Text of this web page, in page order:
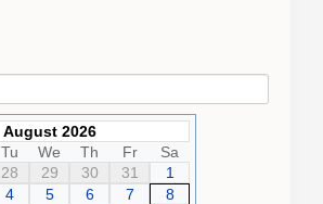
August 2026
Tu We Th Fr
Sa
28 29 30 31
1
4 5 6 7
8